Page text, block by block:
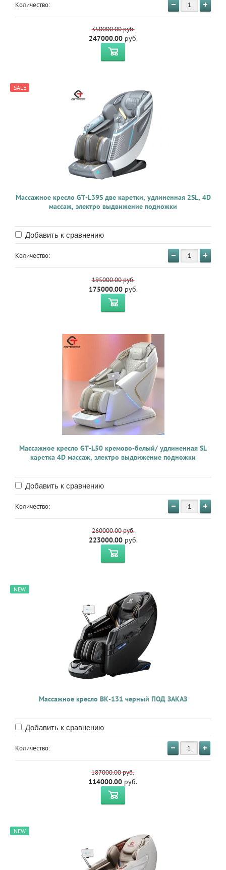
Количество:
350000.00руб.
247000.00руб.
SALE
Массажное кресло GT-L39S две каретки, удлиненная 2SL, 4D
массаж, электро выдвижение подножки
Добавить к сравнению
Количество:
195000.00руб.
175000.00руб.
Массажное кресло GT-L50 кремово-белый/ удлиненная SL
каретка 4D массаж, электро выдвижение подножки
Добавить к сравнению
Количество:
260000.00руб.
223000.00руб.
NEW
Массажное кресло BK-131 черный ПОД ЗАКАЗ
Добавить к сравнению
Количество:
187000.00руб.
114000.00 руб.
NEW